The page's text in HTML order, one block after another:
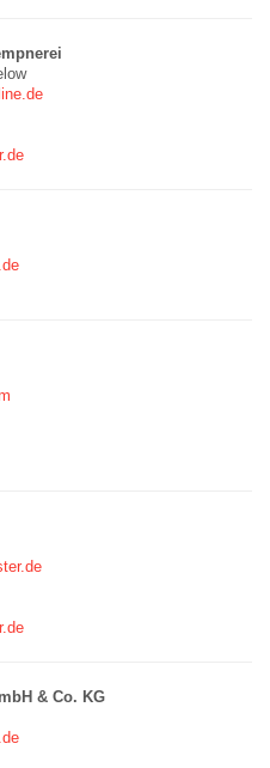
& Co. KG